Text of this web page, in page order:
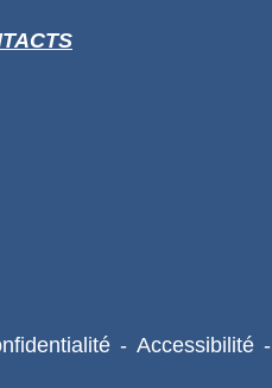
- Accessibilité -